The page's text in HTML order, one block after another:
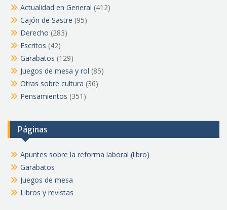
Actualidad en General (412)
Cajón de Sastre (95)
Derecho (283)
Escritos (42)
Garabatos (129)
Juegos de mesa y rol (85)
Otras sobre cultura (36)
Pensamientos (351)
Páginas
Apuntes sobre la reforma laboral (libro)
Garabatos
Juegos de mesa
Libros y revistas